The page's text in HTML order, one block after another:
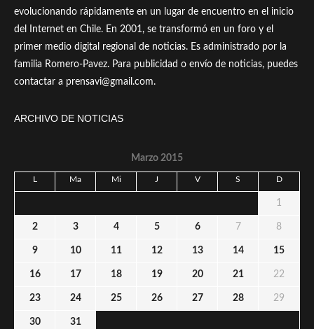
evolucionando rápidamente en un lugar de encuentro en el inicio
del Internet en Chile. En 2001, se transformó en un foro y el
primer medio digital regional de noticias. Es administrado por la
familia Romero-Pavez. Para publicidad o envío de noticias, puedes
contactar a prensavi@gmail.com.
ARCHIVO DE NOTICIAS
Marzo 2015
L Ma Mi J V S D
1
2 3 4 5 6 7 8
9 10 11 12 13 14 15
16 17 18 19 20 21 22
23 24 25 26 27 28 29
30 31